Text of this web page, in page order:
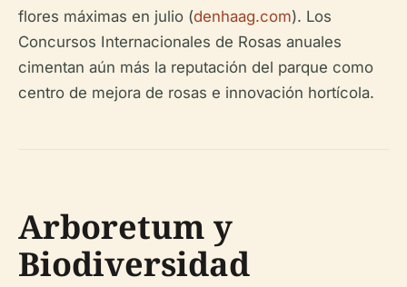
flores máximas en julio (denhaag.com). Los
Concursos Internacionales de Rosas anuales
cimentan aún más la reputación del parque como
centro de mejora de rosas e innovación hortícola.
Arboretum y
Biodiversidad